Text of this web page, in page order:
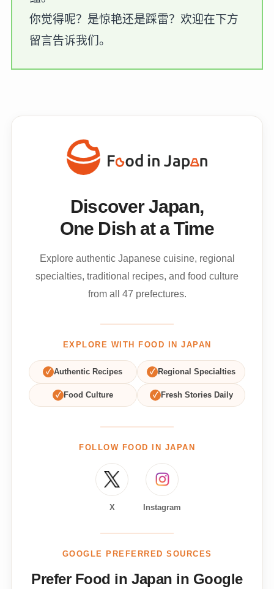
你觉得呢？是惊艳还是踩雷？欢迎在下方
留言告诉我们。
Discover Japan,
One Dish at a Time
Explore authentic Japanese cuisine, regional
specialties, traditional recipes, and food culture
from all 47 prefectures.
EXPLORE WITH FOOD IN JAPAN
✓ Authentic Recipes ✓ Regional Specialties
✓ Food Culture ✓ Fresh Stories Daily
FOLLOW FOOD IN JAPAN
X Instagram
GOOGLE PREFERRED SOURCES
Prefer Food in Japan in Google